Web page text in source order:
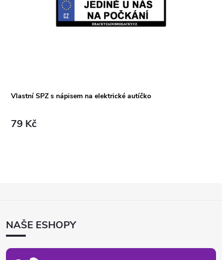
Vlastní SPZ s nápisem na elektrické autíčko
79 Kč
ANAŠE ESHOPY